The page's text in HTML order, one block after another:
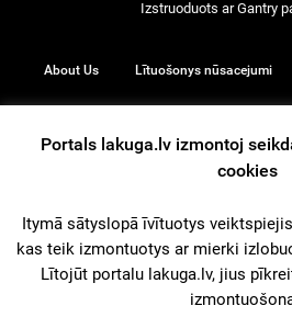
Izstruoduots arGantry
About Us Lītuošonys nūsacejumi
© 2026
iz
Portals lakuga.lv izmontoj
cookies
Itymā sātyslopā īvītuotys
kas teik izmontuotys ar mierki
Lītojūt portalu lakuga.lv, jius